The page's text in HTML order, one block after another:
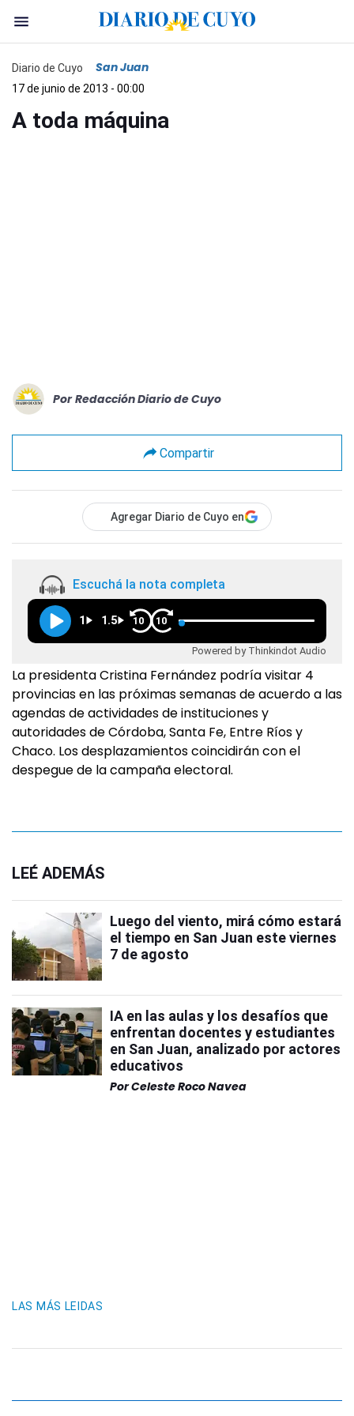
Diario de Cuyo San Juan
17 de junio de 2013 - 00:00
A toda máquina
Por Redacción Diario de Cuyo
Compartir
Agregar Diario de Cuyo en
Escuchá la nota completa
1 1.5 10 10
Powered by Thinkindot Audio
La presidenta Cristina Fernández podría visitar 4
provincias en las próximas semanas de acuerdo a las
agendas de actividades de instituciones y
autoridades de Córdoba, Santa Fe, Entre Ríos y
Chaco. Los desplazamientos coincidirán con el
despegue de la campaña electoral.
LEÉ ADEMÁS
Luego del viento, mirá cómo estará
el tiempo en San Juan este viernes
7 de agosto
IA en las aulas y los desafíos que
enfrentan docentes y estudiantes
en San Juan, analizado por actores
educativos
PorCeleste Roco Navea
LAS MÁS LEIDAS